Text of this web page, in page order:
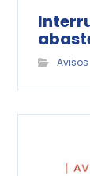
Avisos